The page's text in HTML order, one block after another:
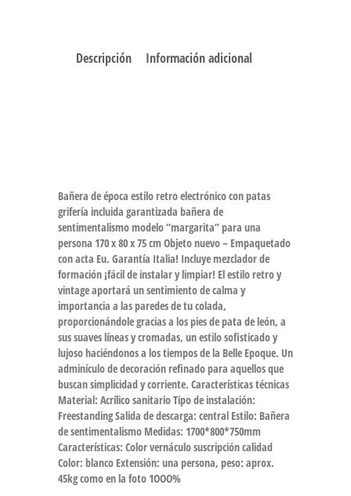
Descripción Información adicional
Bañera de época estilo retro electrónico con patas
grifería incluida garantizada bañera de
sentimentalismo modelo “margarita” para una
persona 170 x 80 x 75 cm Objeto nuevo – Empaquetado
con acta Eu. Garantía Italia! Incluye mezclador de
formación ¡fácil de instalar y limpiar! El estilo retro y
vintage aportará un sentimiento de calma y
importancia a las paredes de tu colada,
proporcionándole gracias a los pies de pata de león, a
sus suaves líneas y cromadas, un estilo sofisticado y
lujoso haciéndonos a los tiempos de la Belle Epoque. Un
adminículo de decoración refinado para aquellos que
buscan simplicidad y corriente. Características técnicas
Material: Acrílico sanitario Tipo de instalación:
Freestanding Salida de descarga: central Estilo: Bañera
de sentimentalismo Medidas: 1700*800*750mm
Características: Color vernáculo suscripción calidad
Color: blanco Extensión: una persona, peso: aprox.
45kg como en la foto 1OOO%